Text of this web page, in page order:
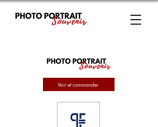
Voir et commander